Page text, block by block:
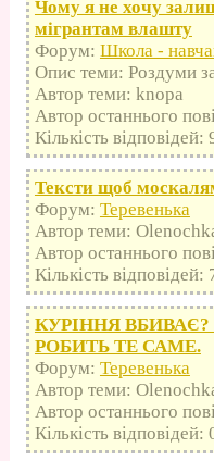
Чому я не хочу
мігрантам влашту
Форум: Школа -
Опис теми: Роздуми
Автор теми: knopa
Автор останнього
Кількість відповідей:
Тексти щоб
Форум: Теревенька
Автор теми:
Автор останнього
Кількість відповідей:
КУРІННЯ ВБИВАЄ?
РОБИТЬ ТЕ САМЕ.
Форум: Теревенька
Автор теми:
Автор останнього
Кількість відповідей: